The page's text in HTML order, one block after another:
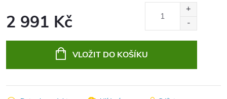
2 991 Kč
VLOŽIT DO KOŠÍKU